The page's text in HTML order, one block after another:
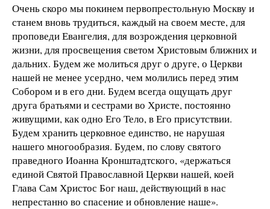
Очень скоро мы покинем первопрестольную Москву и
станем вновь трудиться, каждый на своем месте, для
проповеди Евангелия, для возрождения церковной
жизни, для просвещения светом Христовым ближних и
дальних. Будем же молиться друг о друге, о Церкви
нашей не менее усердно, чем молились перед этим
Собором и в его дни. Будем всегда ощущать друг
друга братьями и сестрами во Христе, постоянно
живущими, как одно Его Тело, в Его присутствии.
Будем хранить церковное единство, не нарушая
нашего многообразия. Будем, по слову святого
праведного Иоанна Кронштадтского, «держаться
единой Святой Православной Церкви нашей, коей
Глава Сам Христос Бог наш, действующий в нас
непрестанно во спасение и обновление наше».